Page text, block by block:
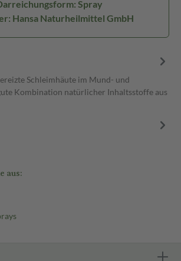
Spray
Hansa Naturheilmittel GmbH
Schleimhäute im Mund- und
Kombination natürlicher Inhaltsstoffe aus
aus: